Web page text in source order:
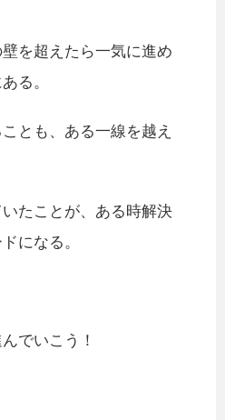
を超えたら一気に進め
る。
とも、ある一線を越え
たことが、ある時解決
になる。
でいこう！